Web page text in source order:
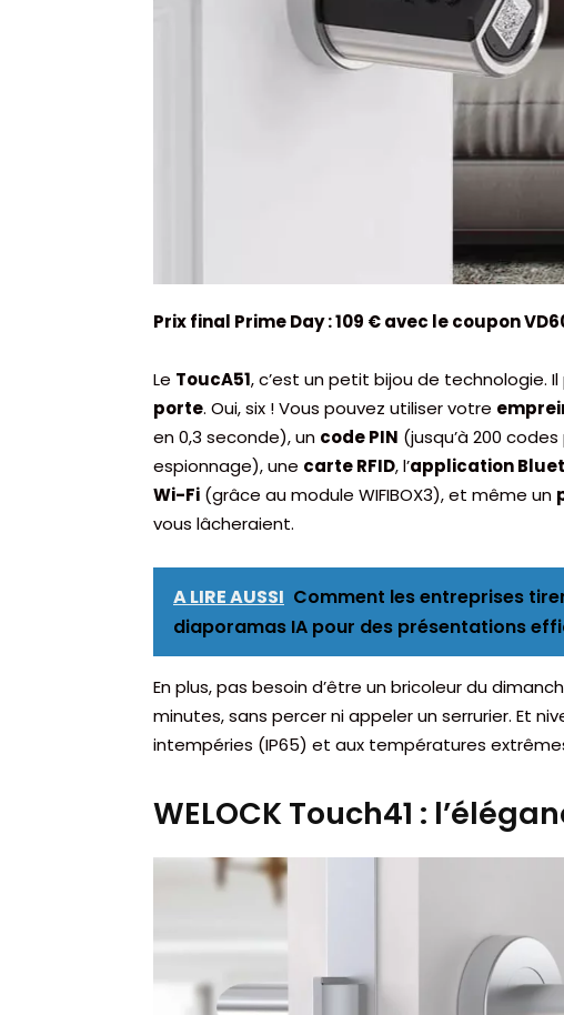
Prix final Prime Day : 109 € avec le coupon
Le ToucA51, c’est un petit bijou de technologie.
porte. Oui, six ! Vous pouvez utiliser votre
en 0,3 seconde), un code PIN (jusqu’à 200
espionnage), une carte RFID, l’application
Wi-Fi (grâce au module WIFIBOX3), et même un
vous lâcheraient.
A LIRE AUSSI Comment les entreprises
diaporamas IA pour des présentations
En plus, pas besoin d’être un bricoleur du
minutes, sans percer ni appeler un serrurier. Et
intempéries (IP65) et aux températures
WELOCK Touch41 :